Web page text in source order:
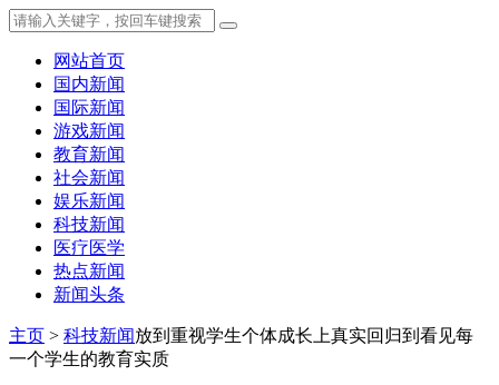
网站首页
国内新闻
国际新闻
游戏新闻
教育新闻
社会新闻
娱乐新闻
科技新闻
医疗医学
热点新闻
新闻头条
主页 > 科技新闻放到重视学生个体成长上真实回归到看见每
一个学生的教育实质